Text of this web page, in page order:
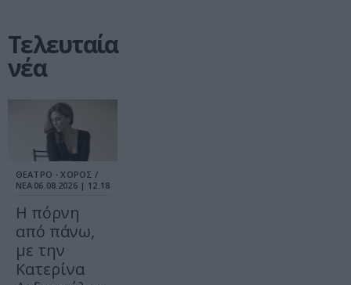
Τελευταία
νέα
ΘΕΑΤΡΟ - ΧΟΡΟΣ /
ΝΕΑ 06.08.2026 | 12.18
Η πόρνη
από πάνω,
με την
Κατερίνα